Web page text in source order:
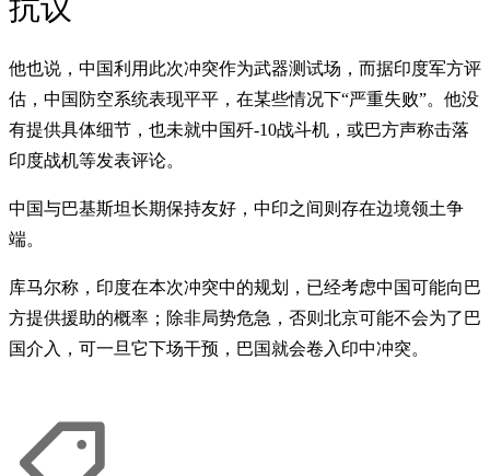
抗议
他也说，中国利用此次冲突作为武器测试场，而据印度军方评
估，中国防空系统表现平平，在某些情况下“严重失败”。他没
有提供具体细节，也未就中国歼-10战斗机，或巴方声称击落
印度战机等发表评论。
中国与巴基斯坦长期保持友好，中印之间则存在边境领土争
端。
库马尔称，印度在本次冲突中的规划，已经考虑中国可能向巴
方提供援助的概率；除非局势危急，否则北京可能不会为了巴
国介入，可一旦它下场干预，巴国就会卷入印中冲突。